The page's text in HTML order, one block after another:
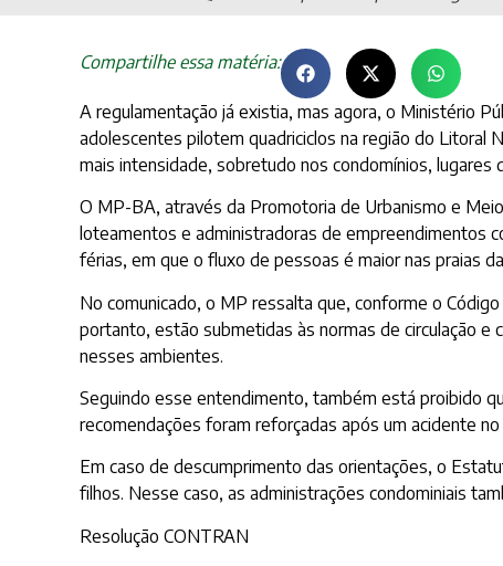
Compartilhe essa matéria:
A regulamentação já existia, mas agora, o Ministério
adolescentes pilotem quadriciclos na região do Litoral
mais intensidade, sobretudo nos condomínios, lugares
O MP-BA, através da Promotoria de Urbanismo e
loteamentos e administradoras de empreendimentos
férias, em que o fluxo de pessoas é maior nas praias
No comunicado, o MP ressalta que, conforme o
portanto, estão submetidas às normas de circulação e
nesses ambientes.
Seguindo esse entendimento, também está proibido
recomendações foram reforçadas após um acidente
Em caso de descumprimento das orientações, o
filhos. Nesse caso, as administrações condominiais
Resolução CONTRAN